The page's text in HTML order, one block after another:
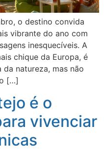
o destino convida
vibrante do ano com
inesquecíveis. A
chique da Europa, é
natureza, mas não
[…]
é o
vivenciar